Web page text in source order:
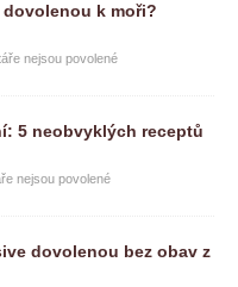
k moři?
nejsou povolené
5 neobvyklých receptů
nejsou povolené
dovolenou bez obav z